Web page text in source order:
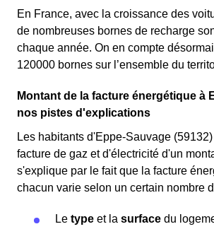
En France, avec la croissance des
de nombreuses bornes de recharge
chaque année. On en compte
120000 bornes sur l’ensemble du
Montant de la facture énergétique à
nos pistes d'explications
Les habitants d'Eppe-Sauvage
facture de gaz et d'électricité d'un
s'explique par le fait que la facture
chacun varie selon un certain nombre
Le type et la surface du